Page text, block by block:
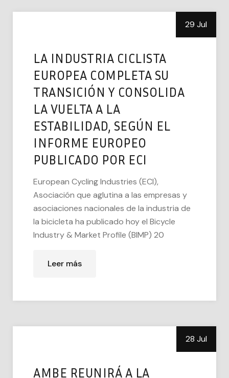
29 Jul
LA INDUSTRIA CICLISTA
EUROPEA COMPLETA SU
TRANSICIÓN Y CONSOLIDA
LA VUELTA A LA
ESTABILIDAD, SEGÚN EL
INFORME EUROPEO
PUBLICADO POR ECI
European Cycling Industries (ECI),
Asociación que aglutina a las empresas y
asociaciones nacionales de la industria de
la bicicleta ha publicado hoy el Bicycle
Industry & Market Profile (BIMP) 20
Leer más
28 Jul
AMBE REUNIRÁ A LA